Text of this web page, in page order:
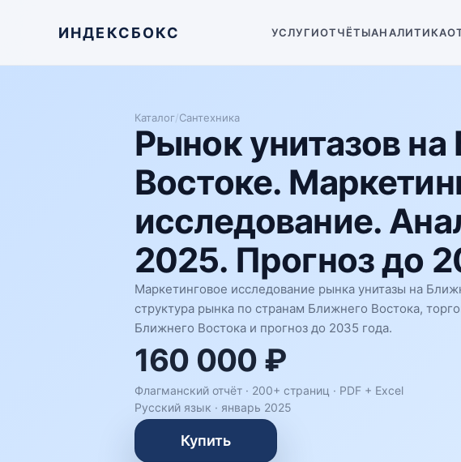
ИНДЕКСБОКС УСЛУГИОТЧЁТЫАНАЛИТИКА
Каталог/Сантехника
Рынок унитазов
Востоке.
исследование.
2025. Прогноз до
Маркетинговое исследование рынка унитазы на
структура рынка по странам Ближнего Востока,
Ближнего Востока и прогноз до 2035 года.
160 000 ₽
Флагманский отчёт · 200+ страниц · PDF + Excel
Русский язык · январь 2025
Купить